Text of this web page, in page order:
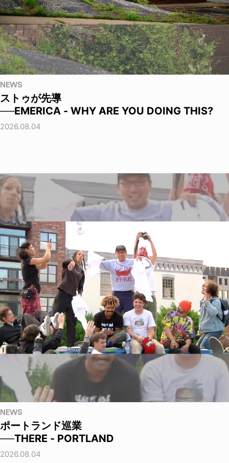
NEWS
ストゥが先導
──EMERICA - WHY ARE YOU DOING THIS?
2026.08.04
NEWS
ポートランド巡業
──THERE - PORTLAND
2026.08.04